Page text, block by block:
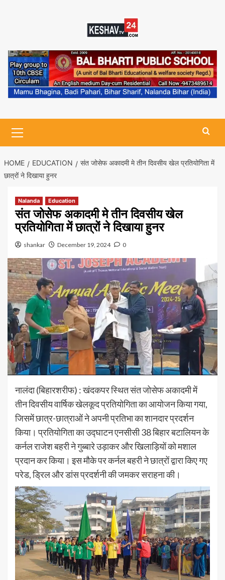
Menu
HOME EDUCATION
संत जोसेफ अकादमी मे तीन दिवसीय खेल प्रतियोगिता में
छात्रों ने दिखाया हुनर
Nalanda Education
संत जोसेफ अकादमी मे तीन दिवसीय खेल
प्रतियोगिता में छात्रों ने दिखाया हुनर
shankar December 19, 2024 0
नालंदा (बिहारशरीफ) : खंदकपर स्थित संत जोसेफ अकादमी में
तीन दिवसीय वार्षिक खेलकूद प्रतियोगिता का आयोजन किया गया,
जिसमें छात्र-छात्राओं ने अपनी प्रतिभा का शानदार प्रदर्शन
किया। प्रतियोगिता का उद्घाटन एनसीसी 38 बिहार बटालियन के
कर्नल राजेश बहरी ने गुब्बारे उड़ाकर और खिलाड़ियों को मशाल
प्रदान कर किया। इस मौके पर कर्नल बहरी ने छात्रों द्वारा किए गए
परेड, ड्रिल और डांस प्रदर्शनी की जमकर सराहना की।